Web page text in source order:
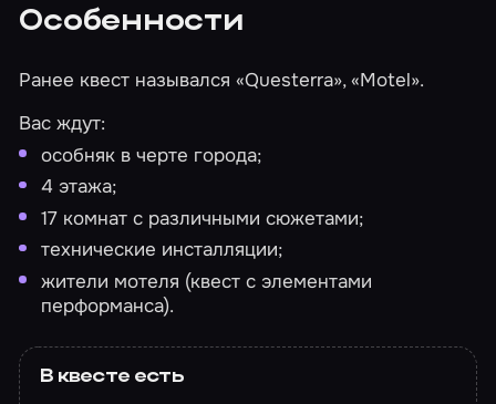
Особенности
Ранее квест назывался «Questerra», «Motel».
Вас ждут:
особняк в черте города;
4 этажа;
17 комнат с различными сюжетами;
технические инсталляции;
жители мотеля (квест с элементами
перформанса).
В квесте есть